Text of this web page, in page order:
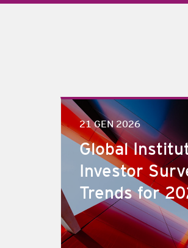
21 GEN 2026
Global
Investor
Trends for